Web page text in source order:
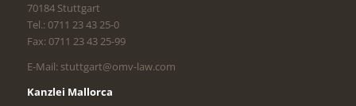
70184 Stuttgart
Tel.: 0711 23 43 25-0
Fax: 0711 23 43 25-99
E-Mail: stuttgart@omv-law.com
Kanzlei Mallorca